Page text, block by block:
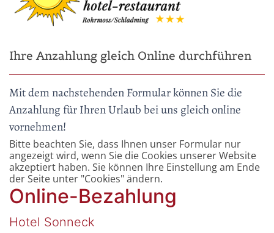
Ihre Anzahlung gleich Online durchführen
Mit dem nachstehenden Formular können Sie die
Anzahlung für Ihren Urlaub bei uns gleich online
vornehmen!
Bitte beachten Sie, dass Ihnen unser Formular nur
angezeigt wird, wenn Sie die Cookies unserer Website
akzeptiert haben. Sie können Ihre Einstellung am Ende
der Seite unter "Cookies" ändern.